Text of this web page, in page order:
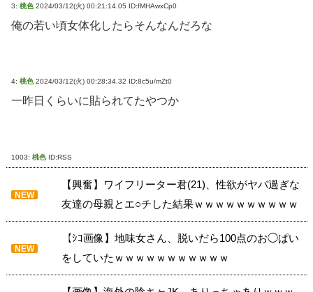
3: 桃色 2024/03/12(火) 00:21:14.05 ID:fMHAwxCp0
俺の若い頃女体化したらそんなんだろな
4: 桃色 2024/03/12(火) 00:28:34.32 ID:8c5u/mZt0
一昨日くらいに貼られてたやつか
1003: 桃色 ID:RSS
NEW
【興奮】ワイフリーター君(21)、性欲がヤバ過ぎな
友達の母親とエ○チした結果ｗｗｗｗｗｗｗｗｗｗ
NEW
【ｼｺ画像】地味女さん、脱いだら100点のお◯ぱい
をしていたｗｗｗｗｗｗｗｗｗｗｗ